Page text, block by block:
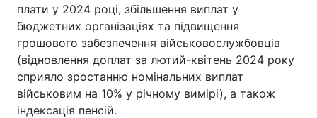
плати у 2024 році, збільшення виплат у
бюджетних організаціях та підвищення
грошового забезпечення військовослужбовців
(відновлення доплат за лютий-квітень 2024 року
сприяло зростанню номінальних виплат
військовим на 10% у річному вимірі), а також
індексація пенсій.